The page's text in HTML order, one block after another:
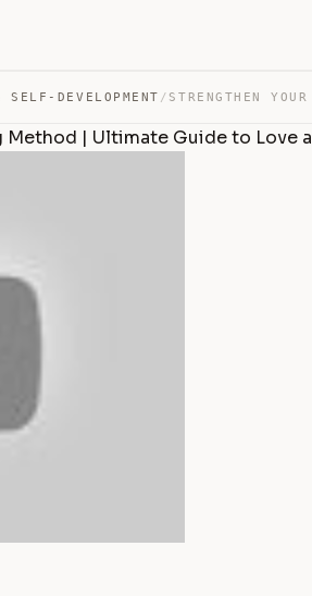
SELF-DEVELOPMENT /
| Ultimate Guide to Love